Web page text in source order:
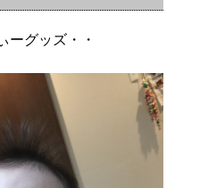
ーグッズ・・